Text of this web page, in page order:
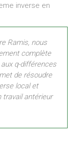
inverse en
Ramis, nous
complète
q-différences
de résoudre
local et
travail antérieur